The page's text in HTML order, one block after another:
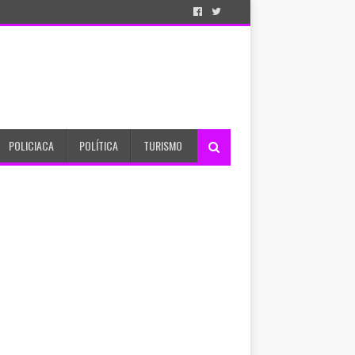
POLICIACA POLÍTICA TURISMO